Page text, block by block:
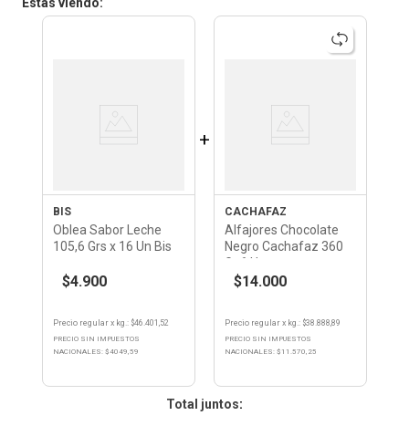
BIS
Oblea Sabor Leche
105,6 Grs x 16 Un Bis
$4.900
Precio regular x kg.: $46.401,52
PRECIO SIN IMPUESTOS
NACIONALES: $4049,59
+
CACHAFAZ
Alfajores Chocolate
Negro Cachafaz 360
Gr 6 U
$14.000
Precio regular x kg.: $38.888,89
PRECIO SIN IMPUESTOS
NACIONALES: $ 11.570,25
: